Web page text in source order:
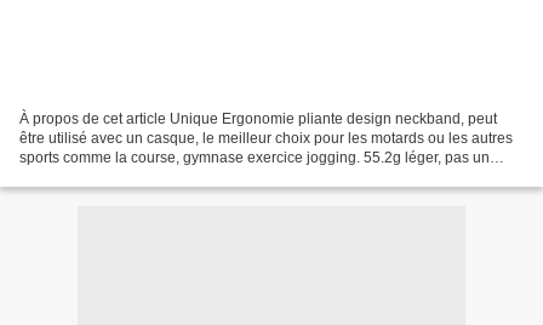
À propos de cet article Unique Ergonomie pliante design neckband, peut
être utilisé avec un casque, le meilleur choix pour les motards ou les autres
sports comme la course, gymnase exercice jogging. 55.2g léger, pas un